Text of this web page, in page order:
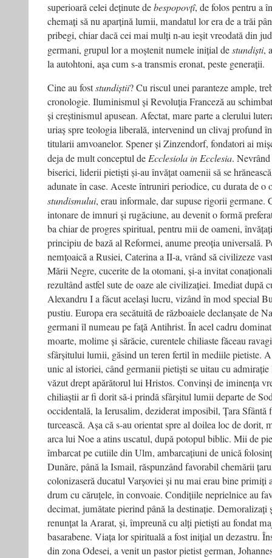
superioară celei deținute debespopovțî, de folos pentru a
chemați să nu aparțină lumii, mandatul lor era de a trăi
pribegi, chiar dacă cei mai mulți n-au ieșit vreodată din
germani, grupul lor a moștenit numele inițial destundiști,
la autohtoni, așa cum s-a transmis eronat, peste generații.
Cine au foststundiștii? Cu riscul unei paranteze ample,
cronologie. Iluminismul și Revoluția Franceză au
și creștinismul apusean. Afectat, mare parte a clerului
uriaș spre teologia liberală, intervenind un clivaj profund
titularii amvoanelor. Spener și Zinzendorf, fondatori ai
deja de mult conceptul de Ecclesiola in Ecclesia.
biserici, liderii pietiști și-au învățat oamenii să se
adunate în case. Aceste întruniri periodice, cu durata de o
stundismului, erau informale, dar supuse rigorii germane.
intonare de imnuri și rugăciune, au devenit o formă
ba chiar de progres spiritual, pentru mii de oameni,
principiu de bază al Reformei, anume preoția universală.
nemțoaică a Rusiei, Caterina a II-a, vrând să civilizeze
Mării Negre, cucerite de la otomani, și-a invitat
rezultând astfel sute de oaze ale civilizației. Imediat după
Alexandru I a făcut același lucru, vizând în mod special
pustiu. Europa era secătuită de războaiele declanșate de
germani îl numeau pe față Antihrist. În acel cadru
moarte, molime și sărăcie, curentele chiliaste făceau
sfârșitului lumii, găsind un teren fertil în mediile pietiste.
unic al istoriei, când germanii pietiști se uitau cu
văzut drept apărătorul lui Hristos. Convinși de iminența
chiliaștii ar fi dorit să-i prindă sfârșitul lumii departe de
occidentală, la Ierusalim, deziderat imposibil, Țara Sfântă
turcească. Așa că s-au orientat spre al doilea loc de dorit,
arca lui Noe a atins uscatul, după potopul biblic. Mii de
îmbarcat pe cutiile din Ulm, ambarcațiuni de unică
Dunăre, până la Ismail, răspunzând favorabil chemării
colonizaseră ducatul Varșoviei și nu mai erau bine primiți
drum cu căruțele, în convoaie. Condițiile neprielnice au
decimat, jumătate pierind până la destinație.
renunțat la Ararat, și, împreună cu alți pietiști au fondat
basarabene. Viața lor spirituală a fost inițial un dezastru.
din zona Odesei, a venit un pastor pietist german,